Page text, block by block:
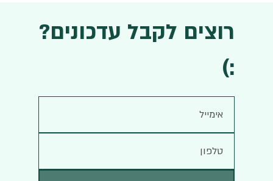
רוצים לקבל עדכונים?
:)